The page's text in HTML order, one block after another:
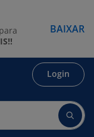
Login
BAIXAR